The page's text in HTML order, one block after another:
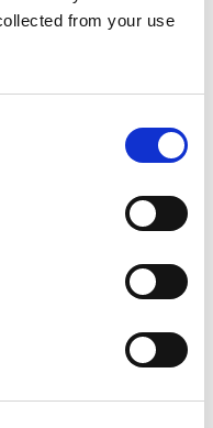
from your use
huiswerk met onze